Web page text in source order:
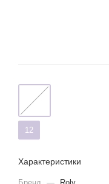
12
Характеристики